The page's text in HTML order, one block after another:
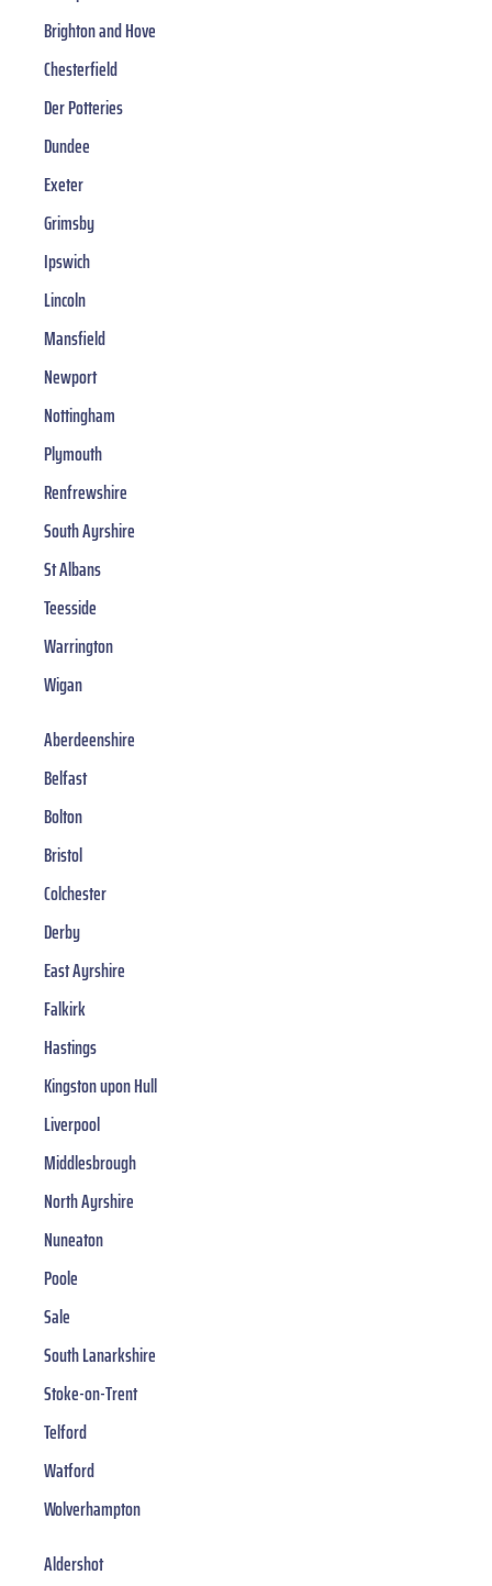
Brighton and Hove
Chesterfield
Der Potteries
Dundee
Exeter
Grimsby
Ipswich
Lincoln
Mansfield
Newport
Nottingham
Plymouth
Renfrewshire
South Ayrshire
St Albans
Teesside
Warrington
Wigan
Aberdeenshire
Belfast
Bolton
Bristol
Colchester
Derby
East Ayrshire
Falkirk
Hastings
Kingston upon Hull
Liverpool
Middlesbrough
North Ayrshire
Nuneaton
Poole
Sale
South Lanarkshire
Stoke-on-Trent
Telford
Watford
Wolverhampton
Aldershot